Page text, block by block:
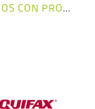
SISTEMA DE OPTIMIZACIÓN DE PEDIDOS CON PROVEEDORES